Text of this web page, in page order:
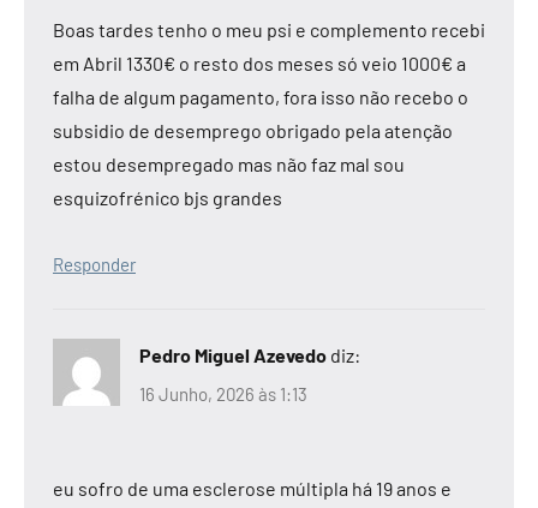
Boas tardes tenho o meu psi e complemento recebi
em Abril 1330€ o resto dos meses só veio 1000€ a
falha de algum pagamento, fora isso não recebo o
subsidio de desemprego obrigado pela atenção
estou desempregado mas não faz mal sou
esquizofrénico bjs grandes
Responder
Pedro Miguel Azevedo diz:
16 Junho, 2026 às 1:13
eu sofro de uma esclerose múltipla há 19 anos e